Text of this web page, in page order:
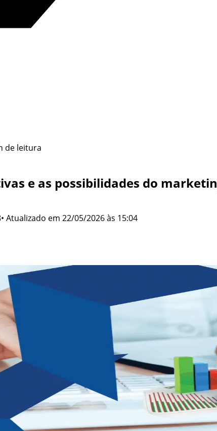
de leitura
e as possibilidades do
• Atualizado em 22/05/2026 às 15:04